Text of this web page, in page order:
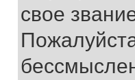
свое